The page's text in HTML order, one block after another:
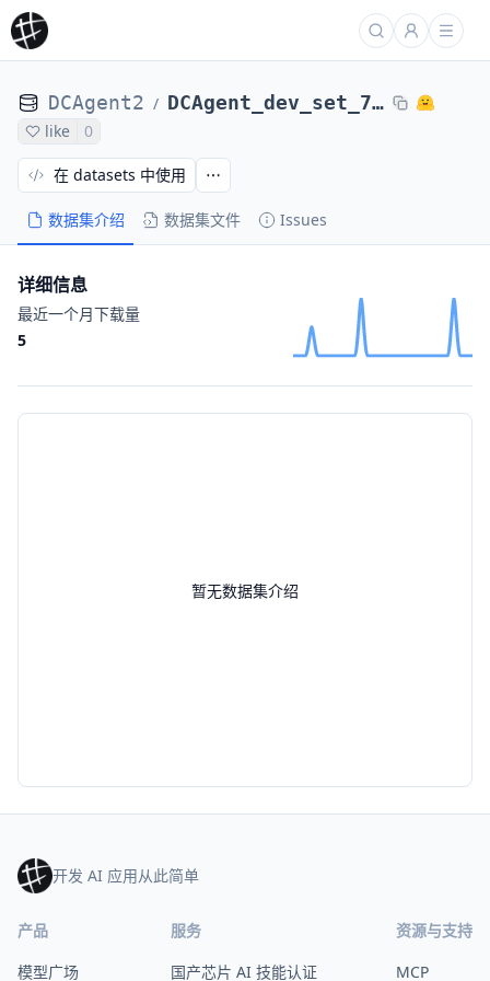
DCAgent2 / DCAgent_dev_set_71_tasks_DCAgent_r2egymGPT5CodexPassed-nl2bash-bugsseq_Qwen3-8B74399b98
like 0
数据集介绍 数据集文件 Issues
在 datasets 中使用
暂无数据集介绍
详细信息
最近一个月下载量
5
开发 AI 应用从此简单
产品
模型广场
服务
国产芯片 AI 技能认证
资源与支持
MCP